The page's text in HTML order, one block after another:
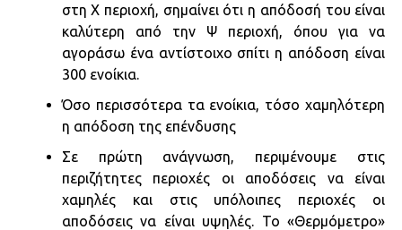
στη Χ περιοχή, σημαίνει ότι η απόδοσή του είναι
καλύτερη από την Ψ περιοχή, όπου για να
αγοράσω ένα αντίστοιχο σπίτι η απόδοση είναι
300 ενοίκια.
Όσο περισσότερα τα ενοίκια, τόσο χαμηλότερη
η απόδοση της επένδυσης
Σε πρώτη ανάγνωση, περιμένουμε στις
περιζήτητες περιοχές οι αποδόσεις να είναι
χαμηλές και στις υπόλοιπες περιοχές οι
αποδόσεις να είναι υψηλές. Το «Θερμόμετρο»